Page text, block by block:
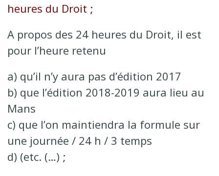
heures du Droit ;
A propos des 24 heures du Droit, il est
pour l’heure retenu
a) qu’il n’y aura pas d’édition 2017
b) que l’édition 2018-2019 aura lieu au
Mans
c) que l’on maintiendra la formule sur
une journée / 24 h / 3 temps
d) (etc. (…) ;